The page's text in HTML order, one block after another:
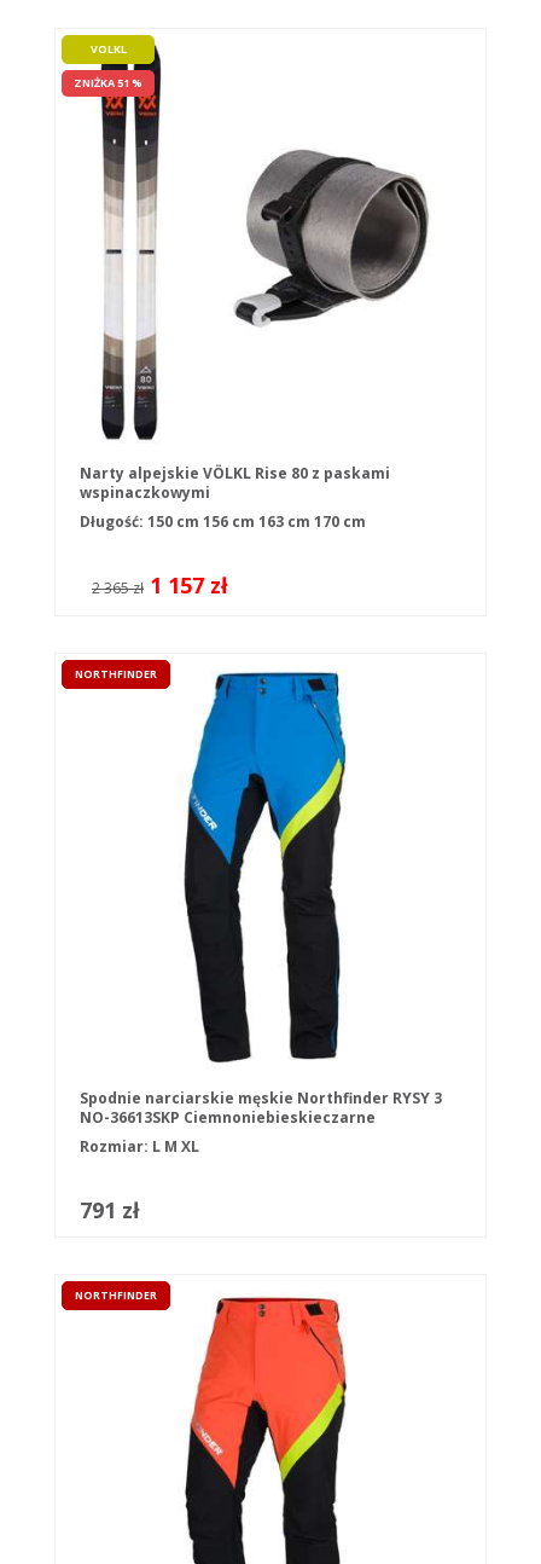
VOLKL
ZNIŻKA 51 %
Narty alpejskie VÖLKL Rise 80 z paskami
wspinaczkowymi
Długość: 150 cm 156 cm 163 cm 170 cm
2 365 zł 1 157 zł
NORTHFINDER
Spodnie narciarskie męskie Northfinder RYSY 3
NO-36613SKP Ciemnoniebieskieczarne
Rozmiar: L M XL
791 zł
NORTHFINDER